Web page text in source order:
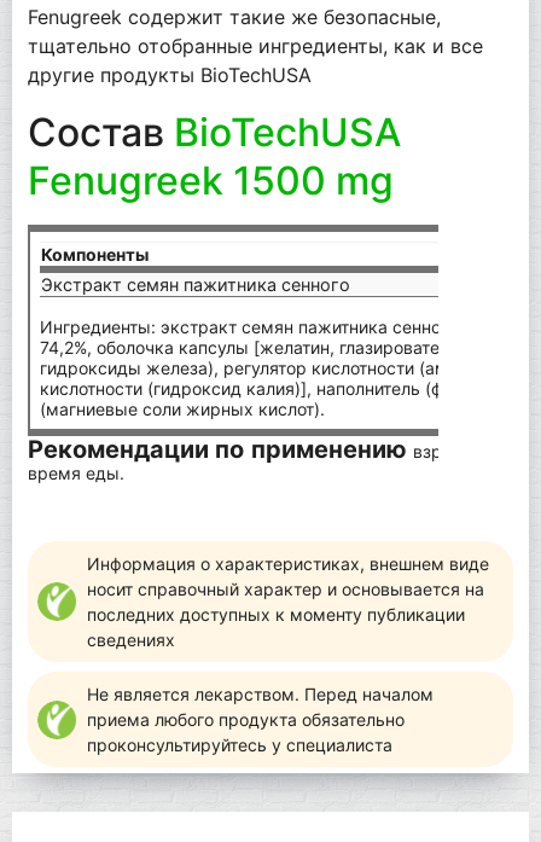
Fenugreek содержит такие же безопасные,
тщательно отобранные ингредиенты, как и все
другие продукты BioTechUSA
Состав BioTechUSA
Fenugreek 1500 mg
Компоненты
Экстракт семян пажитника сенного
Ингредиенты: экстракт семян пажитника сенного (
74,2%, оболочка капсулы [желатин, глазирователь
гидроксиды железа), регулятор кислотности (аммиачная
кислотности (гидроксид калия)], наполнитель (фосфаты
(магниевые соли жирных кислот).
Рекомендации по применению взрослым по 1
время еды.
Информация о характеристиках, внешнем виде
носит справочный характер и основывается на
последних доступных к моменту публикации
сведениях
Не является лекарством. Перед началом
приема любого продукта обязательно
проконсультируйтесь у специалиста